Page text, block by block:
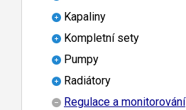
Kapaliny
Kompletní sety
Pumpy
Radiátory
Regulace a monitorování